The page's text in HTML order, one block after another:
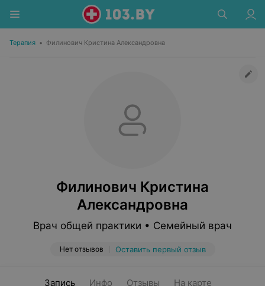
Терапия • Филинович Кристина Александровна
Филинович Кристина
Александровна
Врач общей практики • Семейный врач
Нет отзывов Оставить первый отзыв
Запись Инфо Отзывы На карте